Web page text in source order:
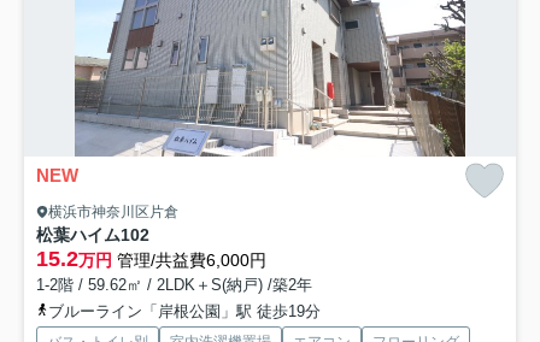
NEW
横浜市神奈川区片倉
松葉ハイム102
15.2万円 管理/共益費6,000円
1-2階 / 59.62㎡ / 2LDK＋S(納戸) /築2年
ブルーライン「岸根公園」駅 徒歩19分